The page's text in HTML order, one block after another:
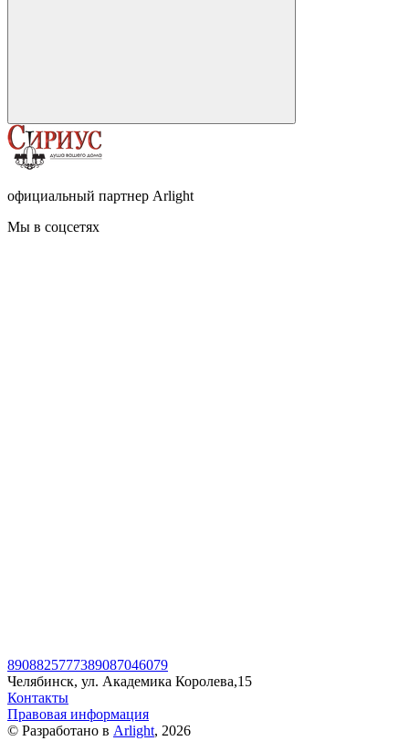
официальный партнер Arlight
Мы в соцсетях
8908825777389087046079
Челябинск, ул. Академика Королева,15
Контакты
Правовая информация
© Разработано в Arlight, 2026